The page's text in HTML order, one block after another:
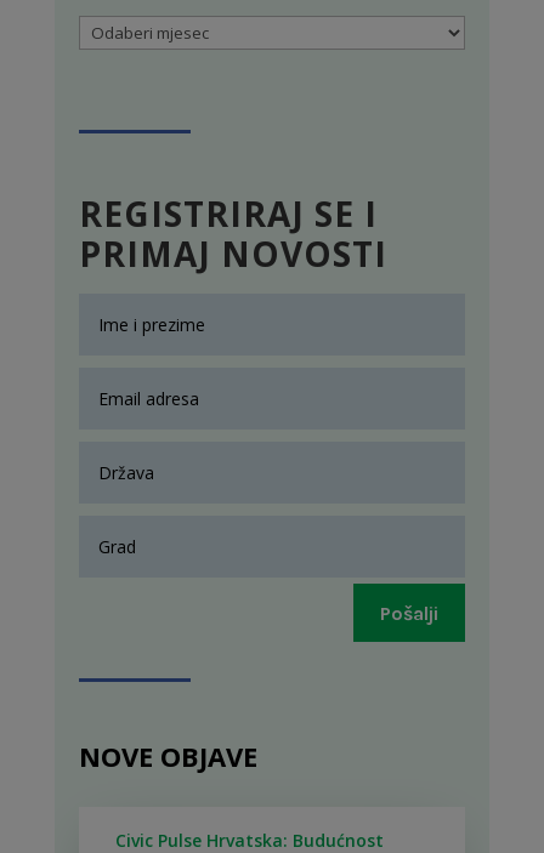
Arhiva
REGISTRIRAJ SE I
PRIMAJ NOVOSTI
Pošalji
NOVE OBJAVE
Civic Pulse Hrvatska: Budućnost